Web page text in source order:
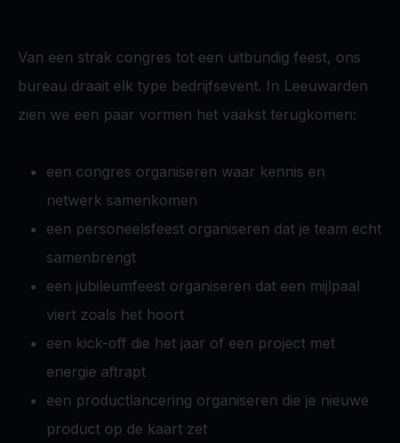
Van een strak congres tot een uitbundig feest, ons
bureau draait elk type bedrijfsevent. In Leeuwarden
zien we een paar vormen het vaakst terugkomen:
een congres organiseren waar kennis en
netwerk samenkomen
een personeelsfeest organiseren dat je team echt
samenbrengt
een jubileumfeest organiseren dat een mijlpaal
viert zoals het hoort
een kick-off die het jaar of een project met
energie aftrapt
een productlancering organiseren die je nieuwe
product op de kaart zet